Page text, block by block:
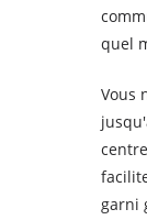
quel
Vous
garni